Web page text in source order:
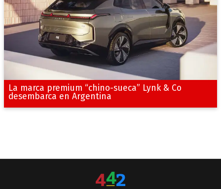
La marca premium “chino-sueca” Lynk & Co
desembarca en Argentina